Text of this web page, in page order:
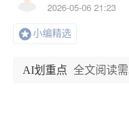
2026-05-06 21:23
小编精选
AI划重点 全文阅读